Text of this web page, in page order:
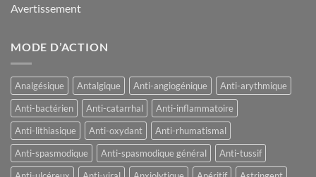
Avertissement
MODE D’ACTION
Analgésique Antalgique Anti-angiogénique
Anti-arythmique
Anti-bactérien
Anti-catarrhal
Anti-inflammatoire
Anti-lithiasique
Anti-oxydant
Anti-rhumatismal
Anti-spasmodique
Anti-spasmodique général
Anti-tussif